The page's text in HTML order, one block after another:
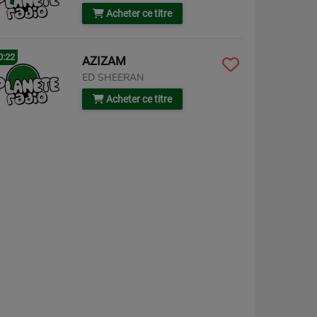
Acheter ce titre
AZIZAM
ED SHEERAN
Acheter ce titre